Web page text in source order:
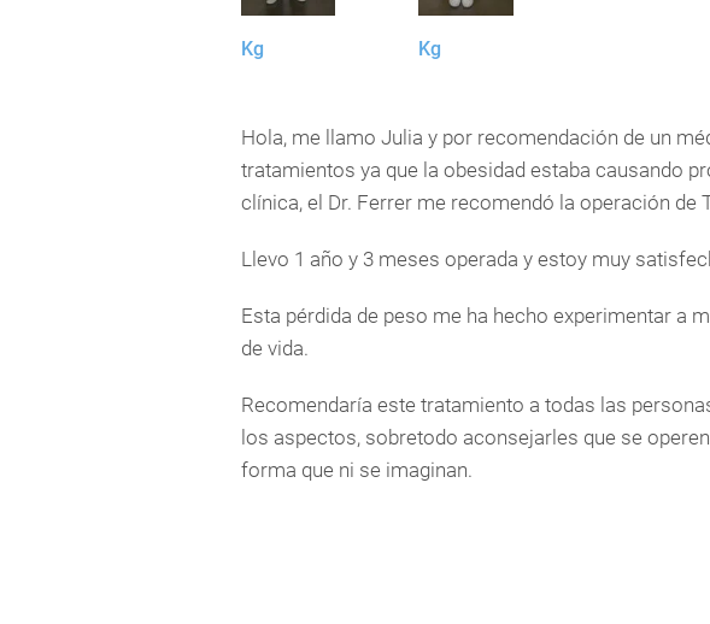
Kg Kg
Hola, me llamo Julia y por recomendación de un
tratamientos ya que la obesidad estaba causando
clínica, el Dr. Ferrer me recomendó la operación
Llevo 1 año y 3 meses operada y estoy muy
Esta pérdida de peso me ha hecho experimentar
de vida.
Recomendaría este tratamiento a todas las
los aspectos, sobretodo aconsejarles que se
forma que ni se imaginan.